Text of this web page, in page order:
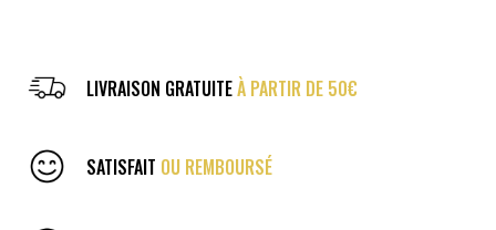
LIVRAISON GRATUITEÀ PARTIR DE 50€
SATISFAIT OU REMBOURSÉ